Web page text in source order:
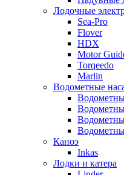
Лодочные
Sea-Pro
Flover
HDX
Motor
Torqeedo
Marlin
Водометные
Каноэ
Inkas
Лодки и катера